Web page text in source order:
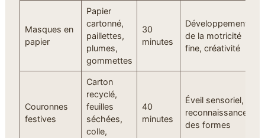
Masques en
papier
Papier
cartonné,
paillettes,
plumes,
gommettes
30
minutes
Développement
de la motricité
fine, créativité
Couronnes
festives
Carton
recyclé,
feuilles
séchées,
colle,
40
minutes
Éveil sensoriel,
reconnaissance
des formes